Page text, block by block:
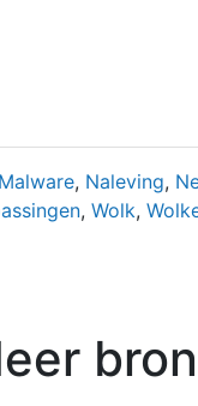
Malware, Naleving,
, Wolk,